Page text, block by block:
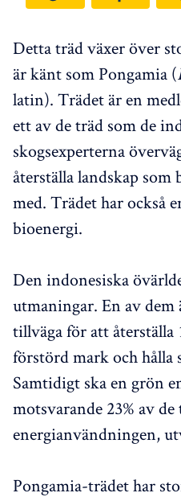
Detta träd växer över
är känt som Pongamia (
latin). Trädet är en
ett av de träd som de
skogsexperterna
återställa landskap
med. Trädet har också
bioenergi.
Den indonesiska
utmaningar. En av dem
tillväga för att
förstörd mark och
Samtidigt ska en grön
motsvarande 23% av de
energianvändningen,
Pongamia-trädet har